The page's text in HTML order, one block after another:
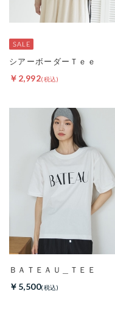
シアーボーダーＴｅｅ
￥2,992
ＢＡＴＥＡＵ＿ＴＥＥ
￥5,500